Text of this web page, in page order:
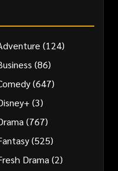
(124)
(86)
(647)
(3)
(767)
(525)
Drama (2)